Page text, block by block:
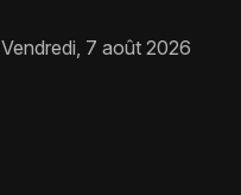
Vendredi, 7 août 2026